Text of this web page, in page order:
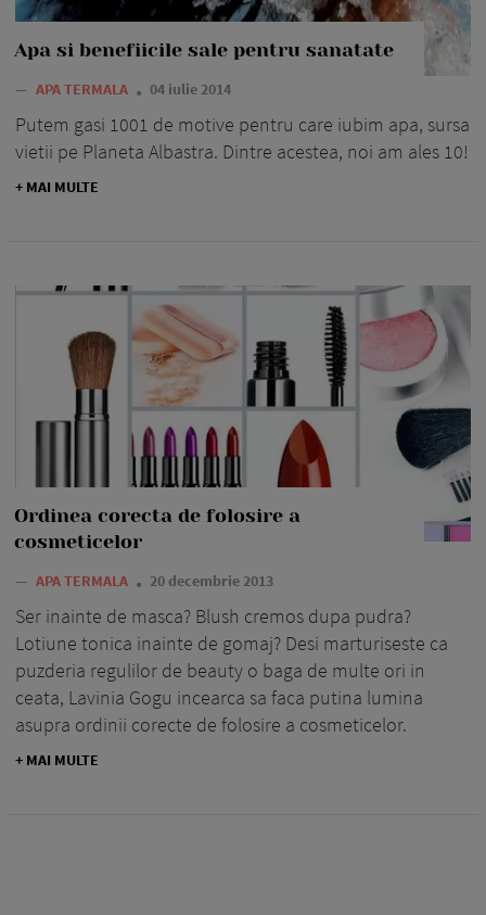
Apa si benefiicile sale pentru sanatate
— APA TERMALA 04 iulie 2014
Putem gasi 1001 de motive pentru care iubim apa, sursa
vietii pe Planeta Albastra. Dintre acestea, noi am ales 10!
+ MAI MULTE
Ordinea corecta de folosire a
cosmeticelor
— APA TERMALA 20 decembrie 2013
Ser inainte de masca? Blush cremos dupa pudra?
Lotiune tonica inainte de gomaj? Desi marturiseste ca
puzderia regulilor de beauty o baga de multe ori in
ceata, Lavinia Gogu incearca sa faca putina lumina
asupra ordinii corecte de folosire a cosmeticelor.
+ MAI MULTE